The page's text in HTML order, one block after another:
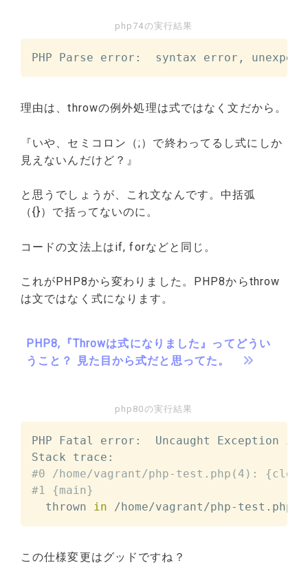
php74の実行結果
PHP Parse error:  syntax error,
理由は、throwの例外処理は式ではなく文だから。
『いや、セミコロン（;）で終わってるし式にしか
見えないんだけど？』
と思うでしょうが、これ文なんです。中括弧
（{}）で括ってないのに。
コードの文法上はif, forなどと同じ。
これがPHP8から変わりました。PHP8からthrow
は文ではなく式になります。
PHP8,『Throwは式になりました』ってどうい
うこと？ 見た目から式だと思ってた。
php80の実行結果
PHP Fatal error:  Uncaught Exception in
#0 /home/vagrant/php-test.php(4):
#1 {main}
  thrown
in /home/vagrant/php-test.php
この仕様変更はグッドですね？